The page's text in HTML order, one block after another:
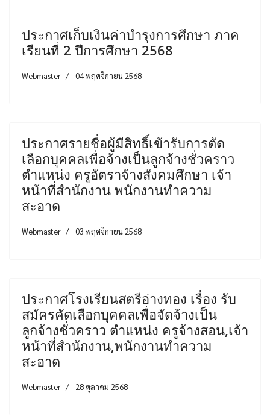
ประกาศเก็บเงินค่าบำรุงการศึกษา ภาค
เรียนที่ 2 ปีการศึกษา 2568
Webmaster 04 พฤศจิกายน 2568
ประกาศรายชื่อผู้มีสิทธิ์เข้ารับการตัด
เลือกบุคคลเพื่อจ้างเป็นลูกจ้างชั่วคราว
ตำแหน่ง ครูอัตราจ้างสังคมศึกษา เจ้า
หน้าที่สำนักงาน พนักงานทำความ
สะอาด
Webmaster 03 พฤศจิกายน 2568
ประกาศโรงเรียนสตรีอ่างทอง เรื่อง รับ
สมัครคัดเลือกบุคคลเพื่อจัดจ้างเป็น
ลูกจ้างชั่วคราว ตำแหน่ง ครูจ้างสอน,เจ้า
หน้าที่สำนักงาน,พนักงานทำความ
สะอาด
Webmaster 28 ตุลาคม 2568